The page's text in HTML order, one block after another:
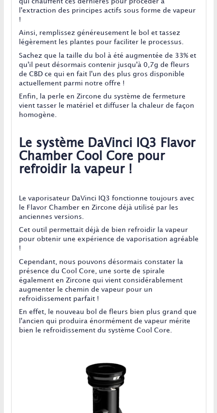
l'extraction des principes actifs sous forme de vapeur
!
Ainsi, remplissez généreusement le bol et tassez
légèrement les plantes pour faciliter le processus.
Sachez que la taille du bol à été augmentée de 33% et
qu'il peut désormais contenir jusqu'à 0,7g de fleurs
de CBD ce qui en fait l'un des plus gros disponible
actuellement parmi notre offre !
Enfin, la perle en Zircone du système de fermeture
vient tasser le matériel et diffuser la chaleur de façon
homogène.
Le système DaVinci IQ3 Flavor
Chamber Cool Core pour
refroidir la vapeur !
Le vaporisateur DaVinci IQ3 fonctionne toujours avec
le Flavor Chamber en Zircone déjà utilisé par les
anciennes versions.
Cet outil permettait déjà de bien refroidir la vapeur
pour obtenir une expérience de vaporisation agréable
!
Cependant, nous pouvons désormais constater la
présence du Cool Core, une sorte de spirale
également en Zircone qui vient considérablement
augmenter le chemin de vapeur pour un
refroidissement parfait !
En effet, le nouveau bol de fleurs bien plus grand que
l'ancien qui produira énormément de vapeur mérite
bien le refroidissement du système Cool Core.